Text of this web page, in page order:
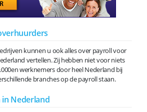
kunnen u ook alles over payroll voor
vertellen. Zij hebben niet voor niets
werknemers door heel Nederland bij
branches op de payroll staan.
Nederland